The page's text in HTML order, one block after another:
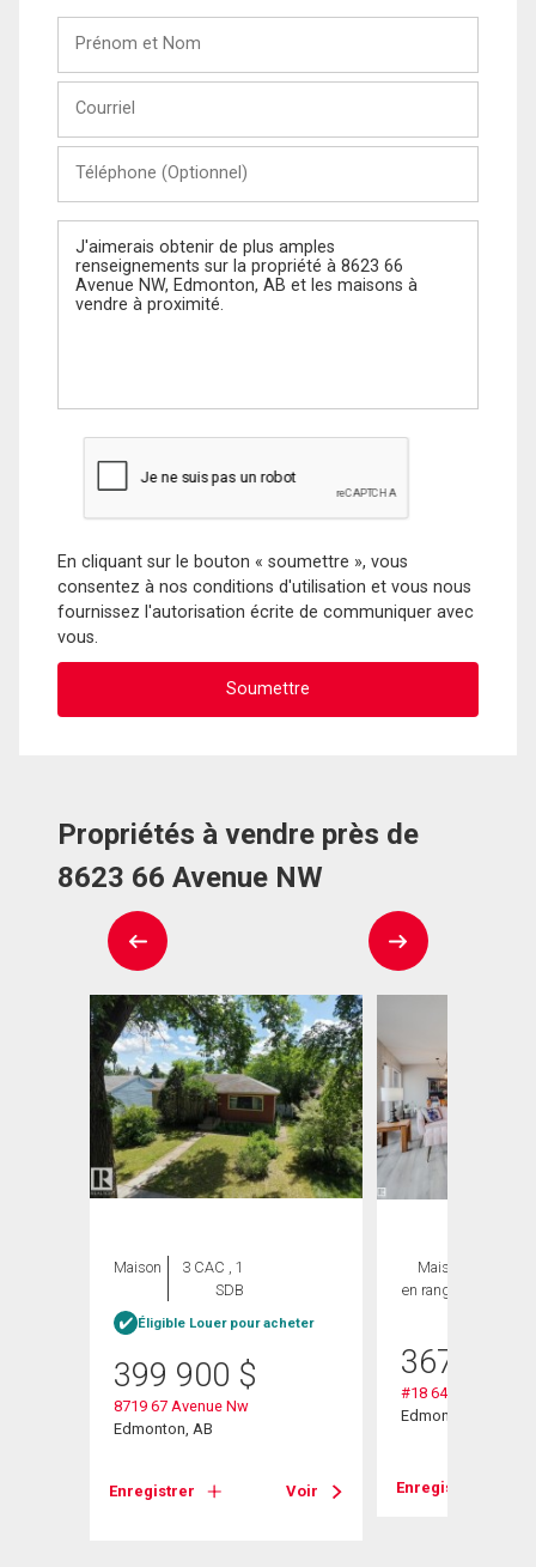
Nom
(Optionnel)
Message
En cliquant sur le bouton « soumettre », vous
consentez à nos conditions d'utilisation et vous nous
fournissez l'autorisation écrite de communiquer avec
vous.
Propriétés à vendre près de
8623 66 Avenue NW
Maison
3 CAC , 1
SDB
Éligible Louer pour acheter
399 900 $
8719 67 Avenue Nw
Edmonton, AB
Enregistrer Voir
Maison
en rangée
367 900
#18 64 Blackburn
Edmonton, AB
Enregistrer